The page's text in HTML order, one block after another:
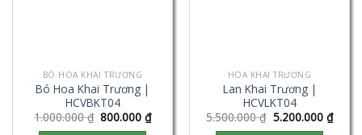
BÓ HOA KHAI TRƯƠNG
Bó Hoa Khai Trương |
HCVBKT04
1.000.000₫ 800.000₫
HOA KHAI TRƯƠNG
Lan Khai Trương |
HCVLKT04
5.500.000₫ 5.200.000 ₫